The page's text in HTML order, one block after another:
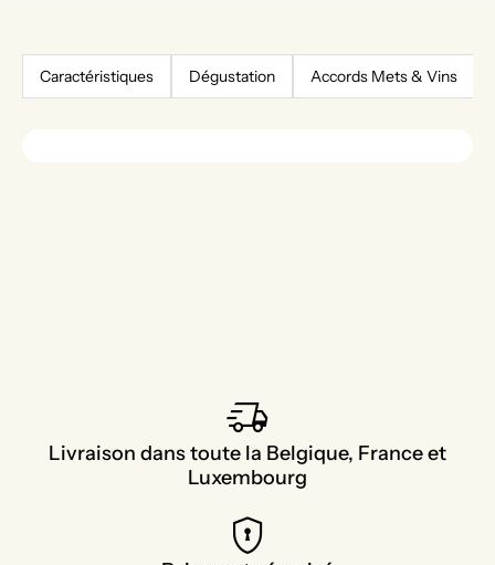
Caractéristiques Dégustation Accords Mets & Vins
delivery_truck_speed
Livraison dans toute la Belgique, France et
Luxembourg
encrypted